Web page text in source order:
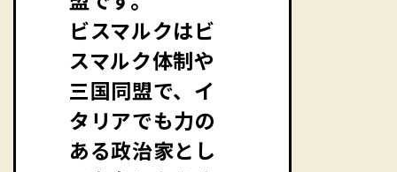
ビスマルクはビ
スマルク体制や
三国同盟で、イ
タリアでも力の
ある政治家とし